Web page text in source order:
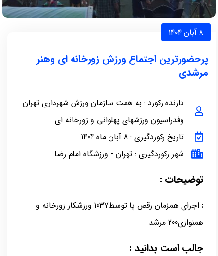
۸ آبان ۱۴۰۴
پرحضورترین اجتماع ورزش زورخانه ای وهنر
مرشدی
دارنده رکورد : به همت سازمان ورزش شهرداری تهران
وفدراسیون ورزشهای پهلوانی و زورخانه ای
تاریخ رکوردگیری : 8 آبان ماه 1404
شهر رکوردگیری : تهران - ورزشگاه امام رضا
توضیحات :
:
اجرای همزمان رقص پا توسط1037 ورزشکار زورخانه و
همنوازی200 مرشد
جالب است بدانید :